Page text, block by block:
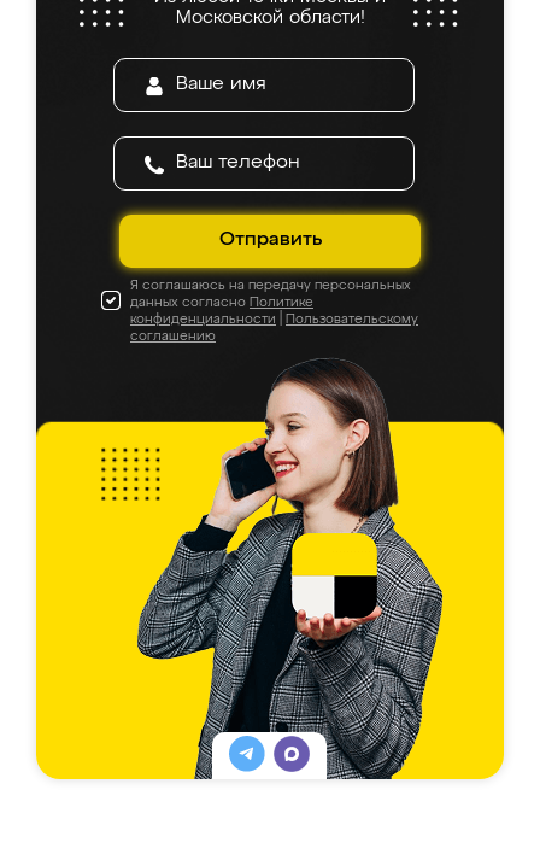
Московской области!
Отправить
Я соглашаюсь на передачу персональных
данных согласно Политике
конфиденциальности
Пользовательскому
соглашению